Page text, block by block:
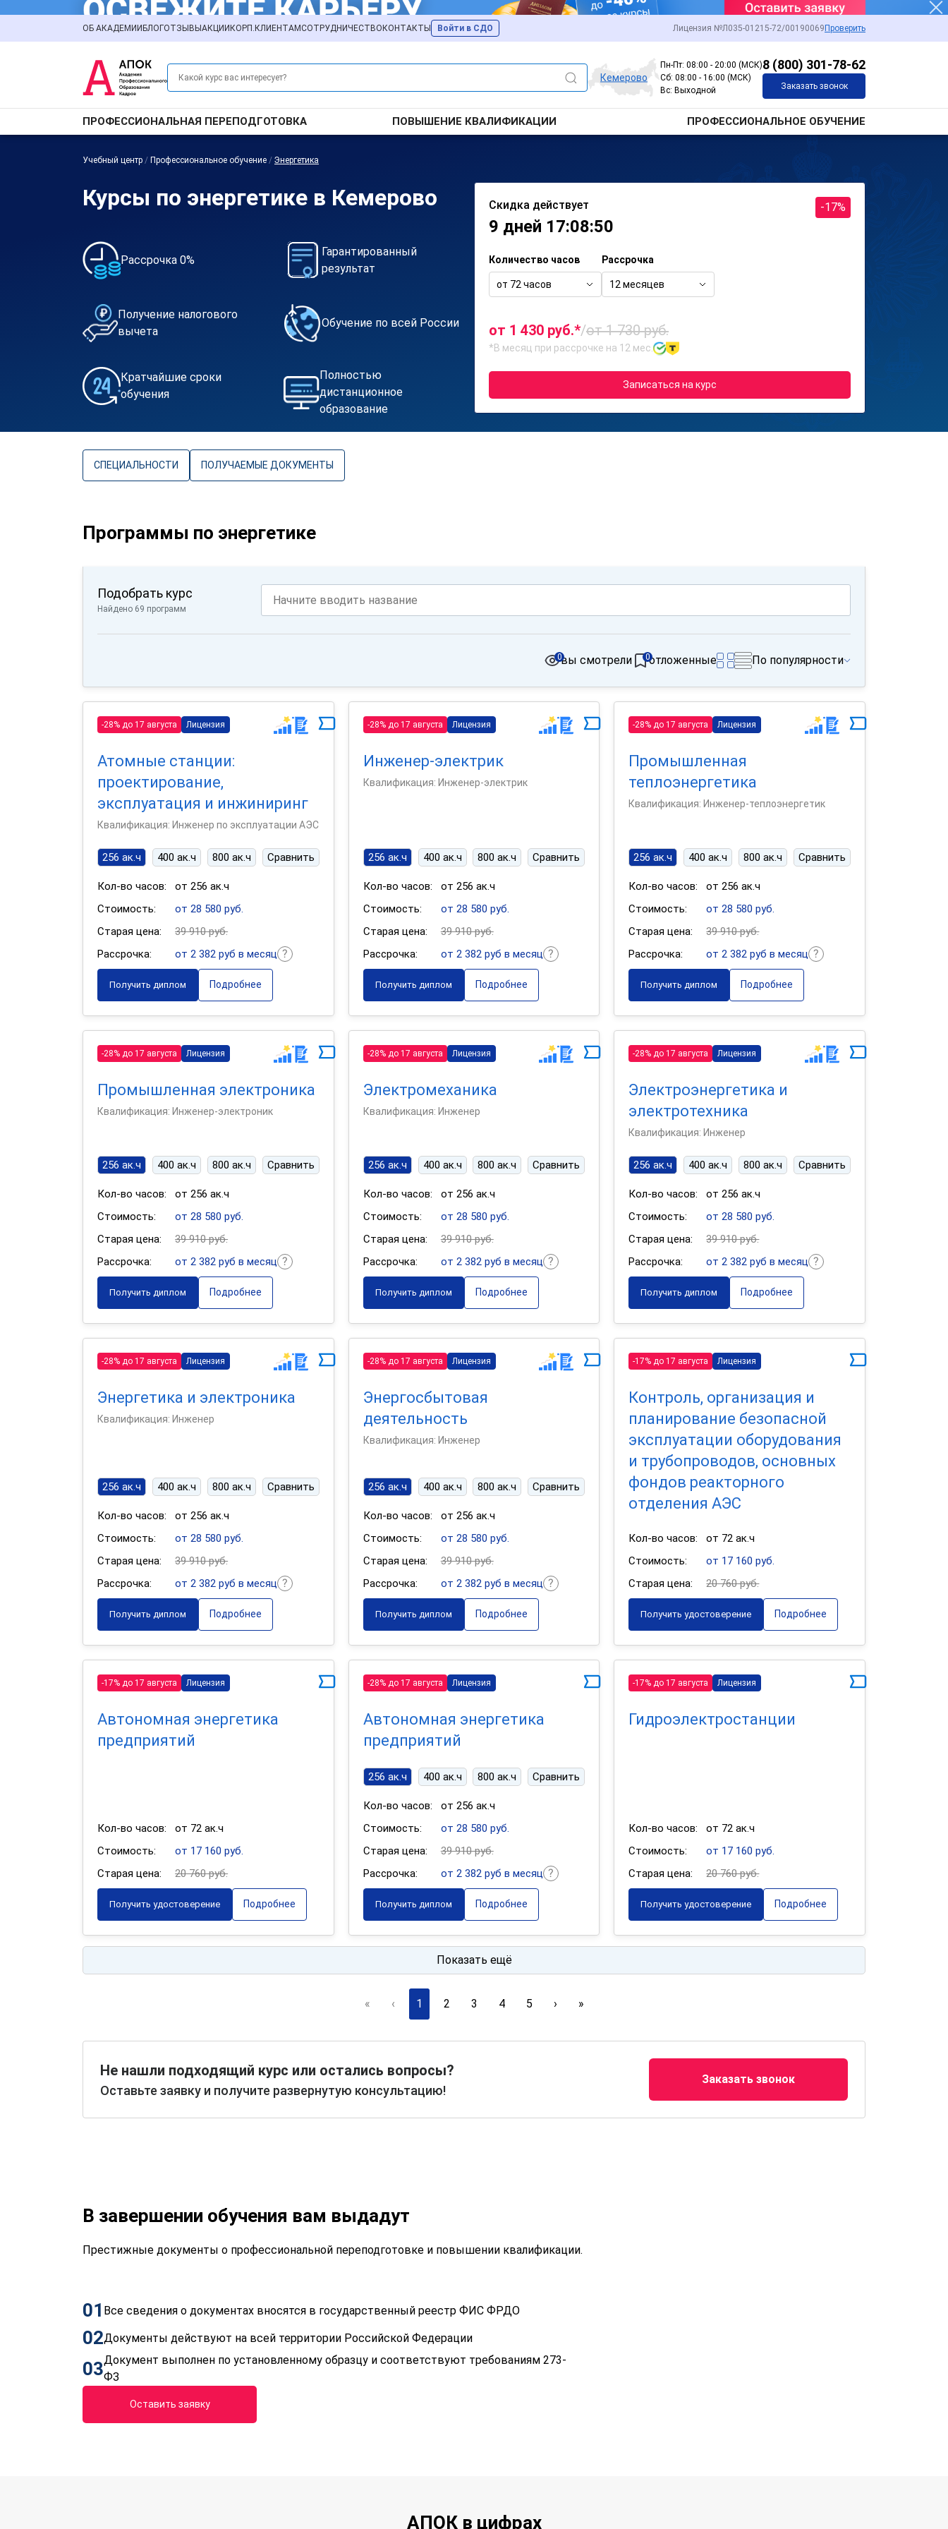
ОБ АКАДЕМИИ БЛОГОТЗЫВЫ АКЦИИ КОРП.КЛИЕНТАМСОТРУДНИЧЕСТВО КОНТАКТЫ Войти в СДО Лицензия №Л035-01215-72/00190069 Проверить
Кемерово
Пн-Пт: 08:00 - 20:00 (МСК)
Сб: 08:00 - 16:00 (МСК)
Вс: Выходной
8 (800) 301-78-62
Заказать звонок
ПРОФЕССИОНАЛЬНАЯ ПЕРЕПОДГОТОВКА ПОВЫШЕНИЕ КВАЛИФИКАЦИИ ПРОФЕССИОНАЛЬНОЕ ОБУЧЕНИЕ
Учебный центр / Профессиональное обучение / Энергетика
Курсы по энергетике в Кемерово
Рассрочка 0%
Гарантированный
результат
Получение налогового
вычета
Обучение по всей России
Кратчайшие сроки
обучения
Полностью
дистанционное
образование
Скидка действует
9 дней 17:08:50
-17%
Количество часов
от 72 часов
Рассрочка
12 месяцев
от 1 430 руб.*/от 1 730 руб.
*В месяц при рассрочке на 12 мес.
Записаться на курс
СПЕЦИАЛЬНОСТИ ПОЛУЧАЕМЫЕ ДОКУМЕНТЫ
Программы по энергетике
Подобрать курс
Найдено 69 программ
вы смотрели
0 отложенные
0 По популярности
-28% до 17 августа Лицензия
Атомные станции:
проектирование,
эксплуатация и инжиниринг
Квалификация: Инженер по эксплуатации АЭС
256 ак.ч 400 ак.ч 800 ак.ч Сравнить
Кол-во часов:
от 256 ак.ч
Стоимость:
от 28 580 руб.
Старая цена:
39 910 руб.
Рассрочка:
от 2 382 руб в месяц
Получить диплом Подробнее
-28% до 17 августа Лицензия
Инженер-электрик
Квалификация: Инженер-электрик
256 ак.ч 400 ак.ч 800 ак.ч Сравнить
Кол-во часов:
от 256 ак.ч
Стоимость:
от 28 580 руб.
Старая цена:
39 910 руб.
Рассрочка:
от 2 382 руб в месяц
Получить диплом Подробнее
-28% до 17 августа Лицензия
Промышленная
теплоэнергетика
Квалификация: Инженер-теплоэнергетик
256 ак.ч 400 ак.ч 800 ак.ч Сравнить
Кол-во часов:
от 256 ак.ч
Стоимость:
от 28 580 руб.
Старая цена:
39 910 руб.
Рассрочка:
от 2 382 руб в месяц
Получить диплом Подробнее
-28% до 17 августа Лицензия
Промышленная электроника
Квалификация: Инженер-электроник
256 ак.ч 400 ак.ч 800 ак.ч Сравнить
Кол-во часов:
от 256 ак.ч
Стоимость:
от 28 580 руб.
Старая цена:
39 910 руб.
Рассрочка:
от 2 382 руб в месяц
Получить диплом Подробнее
-28% до 17 августа Лицензия
Электромеханика
Квалификация: Инженер
256 ак.ч 400 ак.ч 800 ак.ч Сравнить
Кол-во часов:
от 256 ак.ч
Стоимость:
от 28 580 руб.
Старая цена:
39 910 руб.
Рассрочка:
от 2 382 руб в месяц
Получить диплом Подробнее
-28% до 17 августа Лицензия
Электроэнергетика и
электротехника
Квалификация: Инженер
256 ак.ч 400 ак.ч 800 ак.ч Сравнить
Кол-во часов:
от 256 ак.ч
Стоимость:
от 28 580 руб.
Старая цена:
39 910 руб.
Рассрочка:
от 2 382 руб в месяц
Получить диплом Подробнее
-28% до 17 августа Лицензия
Энергетика и электроника
Квалификация: Инженер
256 ак.ч 400 ак.ч 800 ак.ч Сравнить
Кол-во часов:
от 256 ак.ч
Стоимость:
от 28 580 руб.
Старая цена:
39 910 руб.
Рассрочка:
от 2 382 руб в месяц
Получить диплом Подробнее
-28% до 17 августа Лицензия
Энергосбытовая
деятельность
Квалификация: Инженер
256 ак.ч 400 ак.ч 800 ак.ч Сравнить
Кол-во часов:
от 256 ак.ч
Стоимость:
от 28 580 руб.
Старая цена:
39 910 руб.
Рассрочка:
от 2 382 руб в месяц
Получить диплом Подробнее
-17% до 17 августа Лицензия
Контроль, организация и
планирование безопасной
эксплуатации оборудования
и трубопроводов, основных
фондов реакторного
отделения АЭС
Кол-во часов:
от 72 ак.ч
Стоимость:
от 17 160 руб.
Старая цена:
20 760 руб.
Получить удостоверение Подробнее
-17% до 17 августа Лицензия
Автономная энергетика
предприятий
Кол-во часов:
от 72 ак.ч
Стоимость:
от 17 160 руб.
Старая цена:
20 760 руб.
Получить удостоверение Подробнее
-28% до 17 августа Лицензия
Автономная энергетика
предприятий
256 ак.ч 400 ак.ч 800 ак.ч Сравнить
Кол-во часов:
от 256 ак.ч
Стоимость:
от 28 580 руб.
Старая цена:
39 910 руб.
Рассрочка:
от 2 382 руб в месяц
Получить диплом Подробнее
-17% до 17 августа Лицензия
Гидроэлектростанции
Кол-во часов:
от 72 ак.ч
Стоимость:
от 17 160 руб.
Старая цена:
20 760 руб.
Получить удостоверение Подробнее
Показать ещё
« ‹ 1 2 3 4 5 › »
Не нашли подходящий курс или остались вопросы?
Оставьте заявку и получите развернутую консультацию!
Заказать звонок
В завершении обучения вам выдадут
Престижные документы о профессиональной переподготовке и повышении квалификации.
01 Все сведения о документах вносятся в государственный реестр ФИС ФРДО
02Документы действуют на всей территории Российской Федерации
03Документ выполнен по установленному образцу и соответствуют требованиям 273-
ФЗ
Оставить заявку
АПОК в цифрах